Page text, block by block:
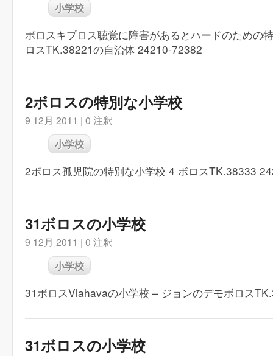
小学校
ボロスキプロス聴覚に障害があるとハードのための
ロスTK.38221の自治体 24210-72382
2ボロスの特別な小学校
9 12月 2011 | 0 注釈
小学校
2ボロス孤児院の特別な小学校 4 ボロスTK.38333
31ボロスの小学校
9 12月 2011 | 0 注釈
小学校
31ボロスVlahavaの小学校 – ジョンのデモボロス
31ボロスの小学校